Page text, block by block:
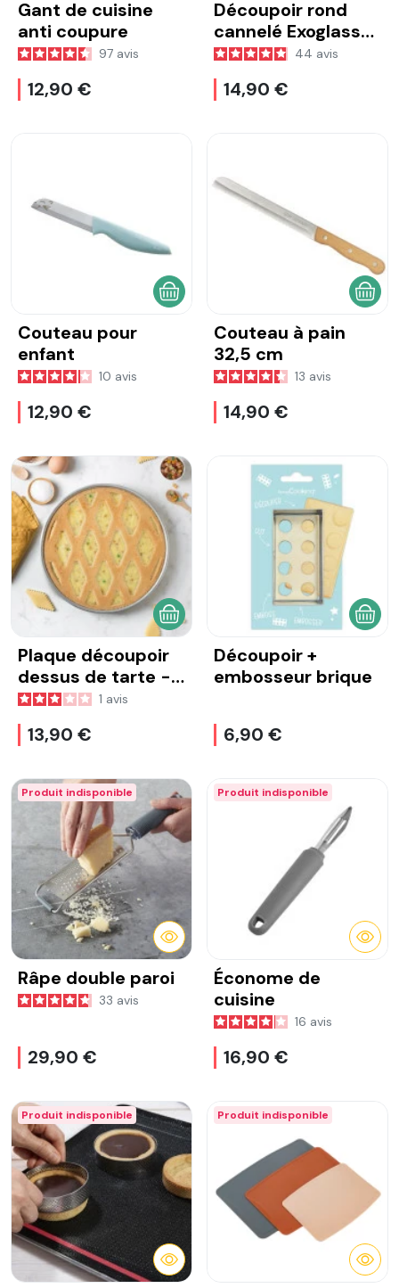
Gant de cuisine
anti coupure
97 avis
12,90 €
Découpoir rond
cannelé Exoglass®
7,5 cm
44 avis
14,90 €
Couteau pour
enfant
10 avis
12,90 €
AJOUTER AU PANIER
Couteau à pain
32,5 cm
13 avis
14,90 €
Plaque découpoir
dessus de tarte -
Traditionnelle
1 avis
13,90 €
AJOUTER AU PANIER
Découpoir +
embosseur brique
6,90 €
Produit indisponible
Râpe double paroi
33 avis
29,90 €
DÉTAILS
Produit indisponible
Économe de
cuisine
16 avis
16,90 €
Produit indisponible
DÉTAILS
Produit indisponible